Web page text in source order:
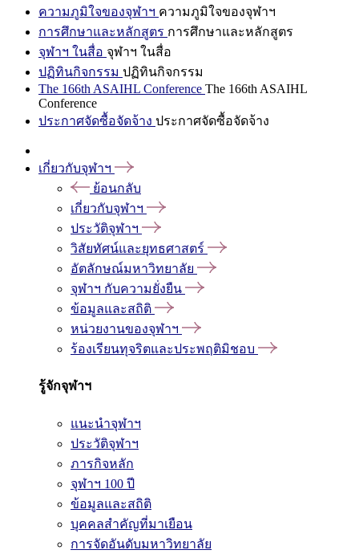
ความภูมิใจของจุฬาฯ ความภูมิใจของจุฬาฯ
การศึกษาและหลักสูตร การศึกษาและหลักสูตร
จุฬาฯ ในสื่อ จุฬาฯ ในสื่อ
ปฏิทินกิจกรรม ปฏิทินกิจกรรม
The 166th ASAIHL Conference The 166th ASAIHL
Conference
ประกาศจัดซื้อจัดจ้าง ประกาศจัดซื้อจัดจ้าง
เกี่ยวกับจุฬาฯ
ย้อนกลับ
เกี่ยวกับจุฬาฯ
ประวัติจุฬาฯ
วิสัยทัศน์และยุทธศาสตร์
อัตลักษณ์มหาวิทยาลัย
จุฬาฯ กับความยั่งยืน
ข้อมูลและสถิติ
หน่วยงานของจุฬาฯ
ร้องเรียนทุจริตและประพฤติมิชอบ
รู้จักจุฬาฯ
แนะนำจุฬาฯ
ประวัติจุฬาฯ
ภารกิจหลัก
จุฬาฯ 100 ปี
ข้อมูลและสถิติ
บุคคลสำคัญที่มาเยือน
การจัดอันดับมหาวิทยาลัย